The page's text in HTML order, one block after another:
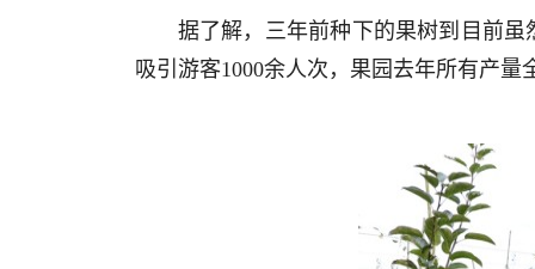
据了解，三年前种下的果树到目前
吸引游客1000余人次，果园去年所有产量